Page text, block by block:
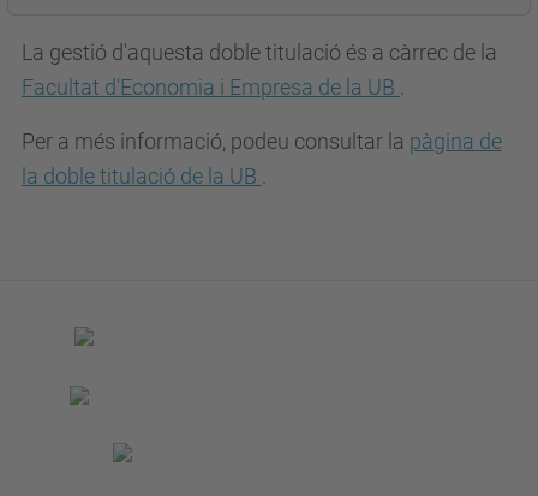
La gestió d'aquesta doble titulació és a càrrec de la
Facultat d'Economia i Empresa de la UB
Per a més informació, podeu consultar la pàgina de
la doble titulació de la UB